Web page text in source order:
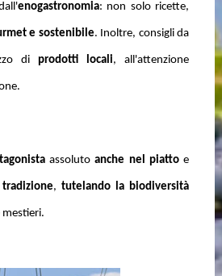
enogastronomia: non solo ricette,
e sostenibile. Inoltre, consigli da
di prodotti locali, all'attenzione
assolutoanche nel piattoe
tradizione, tutelando la biodiversità
mestieri.